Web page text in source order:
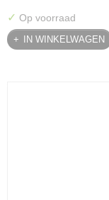
✓ Op voorraad
IN WINKELWAGEN